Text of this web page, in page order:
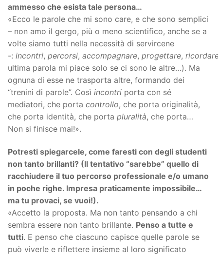
ammesso che esista tale persona…
«Ecco le parole che mi sono care, e che sono semplici
– non amo il gergo, più o meno scientifico, anche se a
volte siamo tutti nella necessità di servircene
-: incontri, percorsi, accompagnare, progettare,
ultima parola mi piace solo se ci sono le altre…). Ma
ognuna di esse ne trasporta altre, formando dei
“trenini di parole”. Così incontri porta con sé
mediatori, che porta controllo, che porta originalità,
che porta identità, che porta pluralità, che porta…
Non si finisce mai!».
Potresti spiegarcele, come faresti con degli studenti
non tanto brillanti? (Il tentativo “sarebbe” quello di
racchiudere il tuo percorso professionale e/o umano
in poche righe. Impresa praticamente impossibile…
ma tu provaci, se vuoi!).
«Accetto la proposta. Ma non tanto pensando a chi
sembra essere non tanto brillante. Penso a tutte e
tutti. E penso che ciascuno capisce quelle parole se
può viverle e riflettere insieme al loro significato